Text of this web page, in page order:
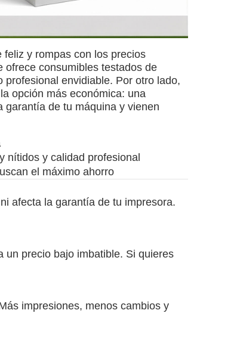
y rompas con los precios
ofrece consumibles testados de
envidiable. Por otro lado,
opción más económica: una
garantía de tu máquina y vienen
nítidos y calidad profesional
el máximo ahorro
afecta la garantía de tu impresora.
un precio bajo imbatible. Si quieres
impresiones, menos cambios y